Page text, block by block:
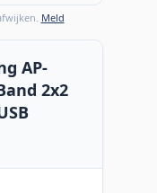
Meld
AP-
2x2